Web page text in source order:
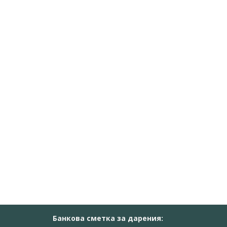
Банкова сметка за дарения: